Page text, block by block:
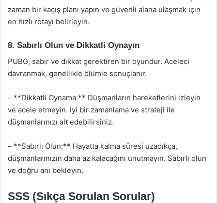
zaman bir kaçış planı yapın ve güvenli alana ulaşmak için
en hızlı rotayı belirleyin.
8. Sabırlı Olun ve Dikkatli Oynayın
PUBG, sabır ve dikkat gerektiren bir oyundur. Aceleci
davranmak, genellikle ölümle sonuçlanır.
– **Dikkatli Oynama:** Düşmanların hareketlerini izleyin
ve acele etmeyin. İyi bir zamanlama ve strateji ile
düşmanlarınızı alt edebilirsiniz.
– **Sabırlı Olun:** Hayatta kalma süresi uzadıkça,
düşmanlarınızın daha az kalacağını unutmayın. Sabırlı olun
ve doğru anı bekleyin.
SSS (Sıkça Sorulan Sorular)